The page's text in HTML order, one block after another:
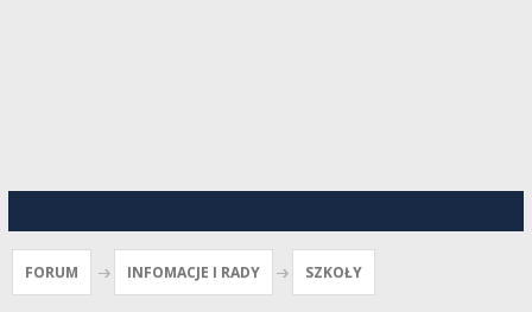
FORUM INFOMACJE I RADY SZKOŁY